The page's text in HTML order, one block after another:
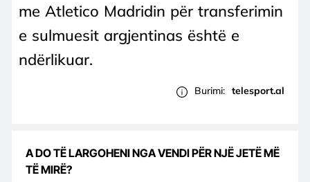
me Atletico Madridin për transferimin
e sulmuesit argjentinas është e
ndërlikuar.
Burimi: telesport.al
A DO TË LARGOHENI NGA VENDI PËR NJË JETË MË
TË MIRË?